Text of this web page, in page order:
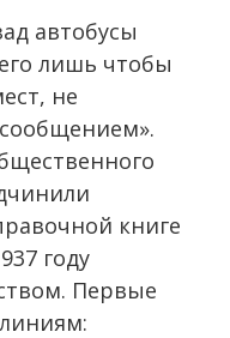
автобусы
лишь чтобы
не
книге
году
Первые